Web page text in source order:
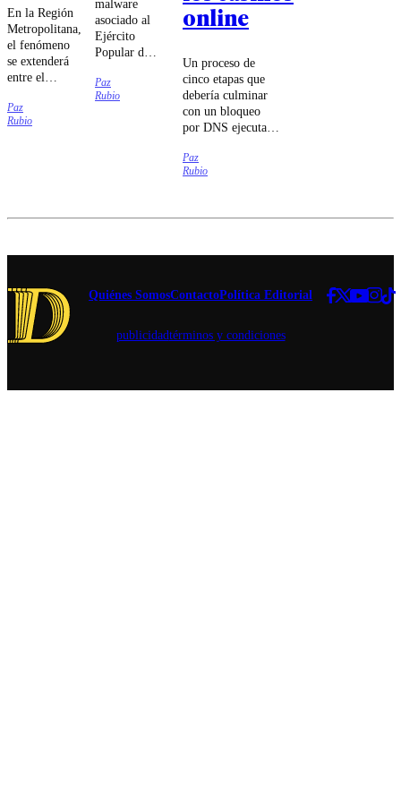
En la Región
Metropolitana,
el fenómeno
se extenderá
entre el
el jueves 13
de agosto.
Paz
Rubio
malware
asociado al
Ejército
Popular de
chino habría
intentado
de Estados
Paz
Rubio
online
Un proceso de
cinco etapas que
debería culminar
con un bloqueo
por DNS ejecutado
de
telecomunicaciones
Paz
Rubio
Quiénes SomosContactoPolítica Editorial
publicidadtérminos y condiciones